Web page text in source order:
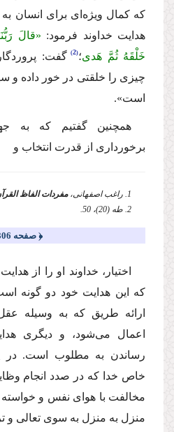
كه كمال ویژه‌اى براى انسان به
هدایت خداوند فرمود: «قالَ
خَلْقَهُ ثُمَّ هَدى؛ 2
گفت:
چیزى را خلقتى در خور داده و
است».
همچنین گفتیم كه به
برخوردارى از قدرت انتخاب و
1. راغب اصفهانى، مفردات الفاظ
2. طه (20)، 50.
﴿ صفحه 306﴾
اختیار، خداوند او را از
كه این هدایت خود دو گونه
ارائه طریق كه به وسیله
اعمال مى‌شود، و دیگرى
رساندن به مطلوب است. در
خاص خدا كه در صدد انجام
مخالفت با هواى نفس و خواسته
منزل به منزل به سوى تعالى و